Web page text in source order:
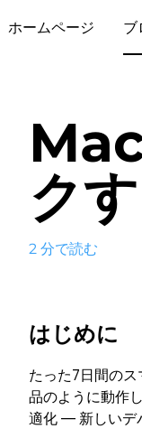
ホームページ ブ
ク
2 分で読む
はじめに
たった7日間の
品のように動作
適化 — 新しいデ